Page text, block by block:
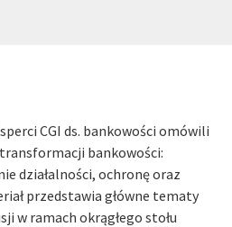
CGI ds. bankowości omówili
bankowości:
działalności, ochronę oraz
przedstawia główne tematy
w ramach okrągłego stołu